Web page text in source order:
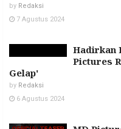
by Redaksi
7 Agustus 2024
Hadirkan
Pictures
Gelap'
by Redaksi
6 Agustus 2024